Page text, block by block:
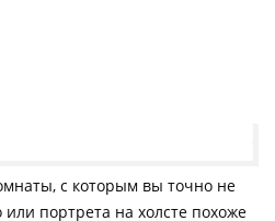
с которым вы точно не
портрета на холсте похоже